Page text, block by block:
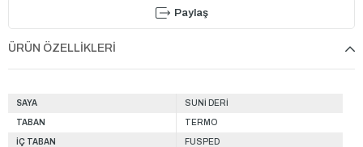
Paylaş
ÜRÜN ÖZELLIKLERI
SAYA SUNİ DERİ
TABAN TERMO
İÇ TABAN FUSPED